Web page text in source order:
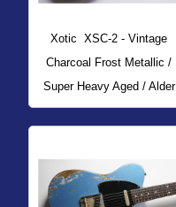
Xotic
XSC-2 - Vintage
Charcoal Frost Metallic /
Super Heavy Aged / Alder